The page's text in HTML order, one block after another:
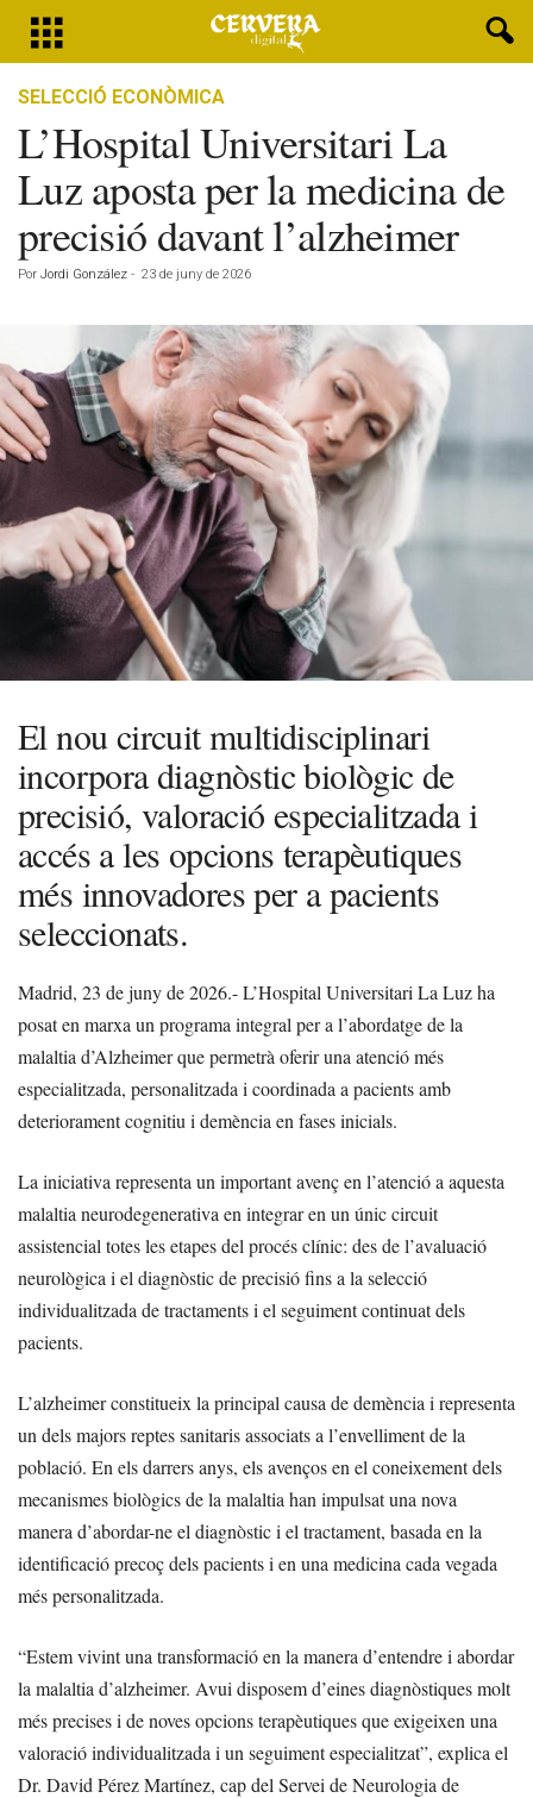
SELECCIÓ ECONÒMICA
L’Hospital Universitari La
Luz aposta per la medicina de
precisió davant l’alzheimer
Por Jordi González - 23 de juny de 2026
El nou circuit multidisciplinari
incorpora diagnòstic biològic de
precisió, valoració especialitzada i
accés a les opcions terapèutiques
més innovadores per a pacients
seleccionats.
Madrid, 23 de juny de 2026.- L’Hospital Universitari La Luz ha
posat en marxa un programa integral per a l’abordatge de la
malaltia d’Alzheimer que permetrà oferir una atenció més
especialitzada, personalitzada i coordinada a pacients amb
deteriorament cognitiu i demència en fases inicials.
La iniciativa representa un important avenç en l’atenció a aquesta
malaltia neurodegenerativa en integrar en un únic circuit
assistencial totes les etapes del procés clínic: des de l’avaluació
neurològica i el diagnòstic de precisió fins a la selecció
individualitzada de tractaments i el seguiment continuat dels
pacients.
L’alzheimer constitueix la principal causa de demència i representa
un dels majors reptes sanitaris associats a l’envelliment de la
població. En els darrers anys, els avenços en el coneixement dels
mecanismes biològics de la malaltia han impulsat una nova
manera d’abordar-ne el diagnòstic i el tractament, basada en la
identificació precoç dels pacients i en una medicina cada vegada
més personalitzada.
“Estem vivint una transformació en la manera d’entendre i abordar
la malaltia d’alzheimer. Avui disposem d’eines diagnòstiques molt
més precises i de noves opcions terapèutiques que exigeixen una
valoració individualitzada i un seguiment especialitzat”, explica el
Dr. David Pérez Martínez, cap del Servei de Neurologia de